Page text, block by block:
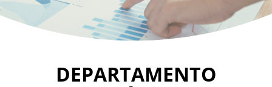
DEPARTAMENTO